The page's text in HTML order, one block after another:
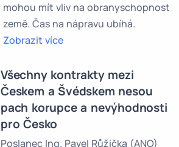
mohou mít vliv na obranyschopnost
země. Čas na nápravu ubíhá.
Zobrazit více
Všechny kontrakty mezi
Českem a Švédskem nesou
pach korupce a nevýhodnosti
pro Česko
Poslanec Ing. Pavel Růžička (ANO)